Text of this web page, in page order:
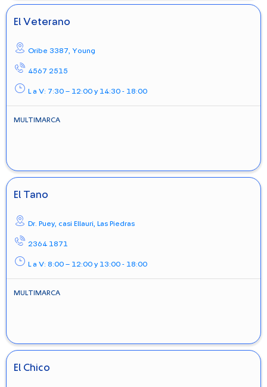
El Veterano
Oribe 3387, Young
4567 2515
L a V: 7:30 – 12:00 y 14:30 - 18:00
MULTIMARCA
El Tano
Dr. Puey, casi Ellauri, Las Piedras
2364 1871
L a V: 8:00 – 12:00 y 13:00 - 18:00
MULTIMARCA
El Chico